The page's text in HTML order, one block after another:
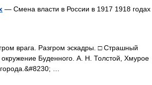
— Смена власти в России в 1917 1918 годах
врага. Разгром эскадры. □ Страшный
Буденного. А. Н. Толстой, Хмурое
…